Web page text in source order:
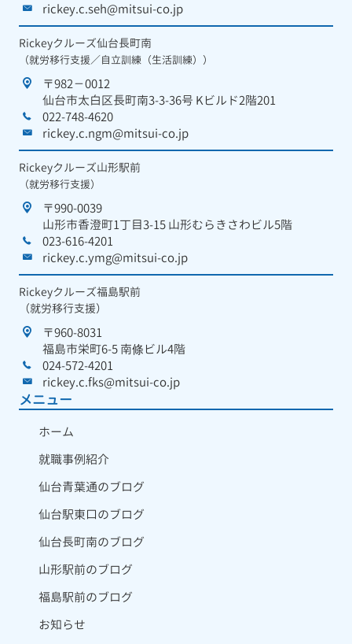
rickey.c.seh@mitsui-co.jp
Rickeyクルーズ仙台長町南
（就労移行支援／自立訓練（生活訓練））
〒982－0012
仙台市太白区長町南3-3-36号 Kビルド2階201
022-748-4620
rickey.c.ngm@mitsui-co.jp
Rickeyクルーズ山形駅前
（就労移行支援）
〒990-0039
山形市香澄町1丁目3-15 山形むらきさわビル5階
023-616-4201
rickey.c.ymg@mitsui-co.jp
Rickeyクルーズ福島駅前
（就労移行支援）
〒960-8031
福島市栄町6-5 南條ビル4階
024-572-4201
rickey.c.fks@mitsui-co.jp
メニュー
ホーム
就職事例紹介
仙台青葉通のブログ
仙台駅東口のブログ
仙台長町南のブログ
山形駅前のブログ
福島駅前のブログ
お知らせ